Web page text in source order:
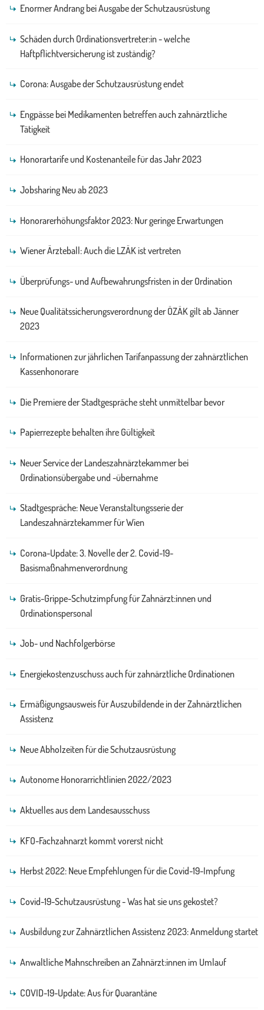
Enormer Andrang bei Ausgabe der Schutzausrüstung
Schäden durch Ordinationsvertreter:in - welche
Haftpflichtversicherung ist zuständig?
Corona: Ausgabe der Schutzausrüstung endet
Engpässe bei Medikamenten betreffen auch zahnärztliche
Tätigkeit
Honorartarife und Kostenanteile für das Jahr 2023
Jobsharing Neu ab 2023
Honorarerhöhungsfaktor 2023: Nur geringe Erwartungen
Wiener Ärzteball: Auch die LZÄK ist vertreten
Überprüfungs- und Aufbewahrungsfristen in der Ordination
Neue Qualitätssicherungsverordnung der ÖZÄK gilt ab Jänner
2023
Informationen zur jährlichen Tarifanpassung der zahnärztlichen
Kassenhonorare
Die Premiere der Stadtgespräche steht unmittelbar bevor
Papierrezepte behalten ihre Gültigkeit
Neuer Service der Landeszahnärztekammer bei
Ordinationsübergabe und -übernahme
Stadtgespräche: Neue Veranstaltungsserie der
Landeszahnärztekammer für Wien
Corona-Update: 3. Novelle der 2. Covid-19-
Basismaßnahmenverordnung
Gratis-Grippe-Schutzimpfung für Zahnärzt:innen und
Ordinationspersonal
Job- und Nachfolgerbörse
Energiekostenzuschuss auch für zahnärztliche Ordinationen
Ermäßigungsausweis für Auszubildende in der Zahnärztlichen
Assistenz
Neue Abholzeiten für die Schutzausrüstung
Autonome Honorarrichtlinien 2022/2023
Aktuelles aus dem Landesausschuss
KFO-Fachzahnarzt kommt vorerst nicht
Herbst 2022: Neue Empfehlungen für die Covid-19-Impfung
Covid-19-Schutzausrüstung - Was hat sie uns gekostet?
Ausbildung zur Zahnärztlichen Assistenz 2023: Anmeldung startet
Anwaltliche Mahnschreiben an Zahnärzt:innen im Umlauf
COVID-19-Update: Aus für Quarantäne